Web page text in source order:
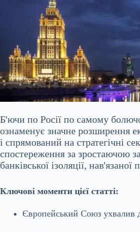
Б'ючи по Росії по самому
ознаменує значне розширення
і спрямований на стратегічні
спостереження за зростаючою
банківської ізоляції,
Ключові моменти цієї статті:
Європейський Союз ухвалив